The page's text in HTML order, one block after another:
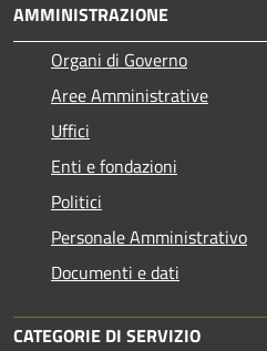
AMMINISTRAZIONE
Organi di Governo
Aree Amministrative
Uffici
Enti e fondazioni
Politici
Personale Amministrativo
Documenti e dati
CATEGORIE DI SERVIZIO